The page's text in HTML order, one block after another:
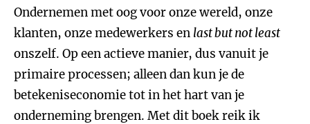
Ondernemen met oog voor onze wereld, onze
klanten, onze medewerkers en last but not least
onszelf. Op een actieve manier, dus vanuit je
primaire processen; alleen dan kun je de
betekeniseconomie tot in het hart van je
onderneming brengen. Met dit boek reik ik